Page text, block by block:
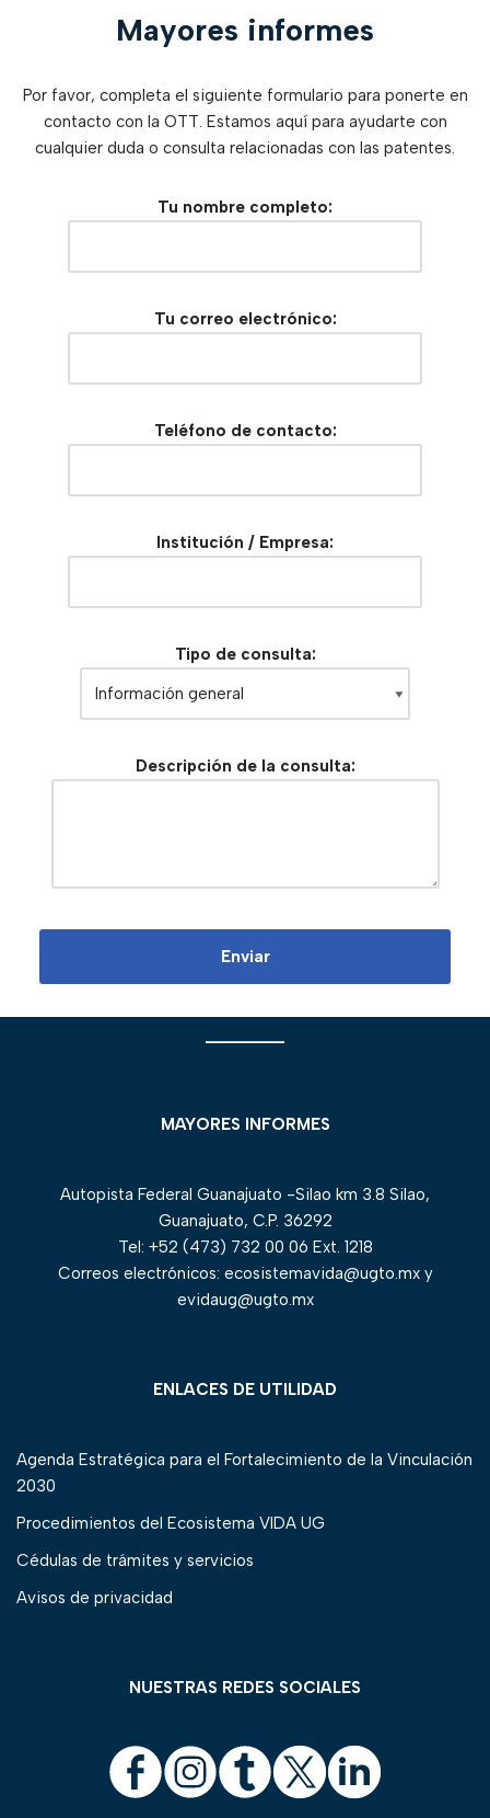
Mayores informes
Por favor, completa el siguiente formulario para ponerte en
contacto con la OTT. Estamos aquí para ayudarte con
cualquier duda o consulta relacionadas con las patentes.
Tu nombre completo:
Tu correo electrónico:
Teléfono de contacto:
Institución / Empresa:
Tipo de consulta:
Descripción de la consulta:
MAYORES INFORMES
Autopista Federal Guanajuato -Silao km 3.8 Silao,
Guanajuato, C.P. 36292
Tel: +52 (473) 732 00 06 Ext. 1218
Correos electrónicos: ecosistemavida@ugto.mx y
evidaug@ugto.mx
ENLACES DE UTILIDAD
Agenda Estratégica para el Fortalecimiento de la Vinculación
2030
Procedimientos del Ecosistema VIDA UG
Cédulas de trámites y servicios
Avisos de privacidad
NUESTRAS REDES SOCIALES